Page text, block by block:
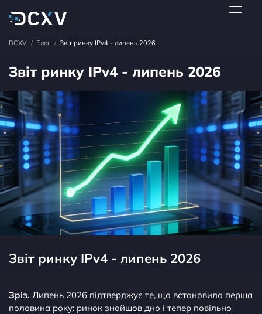
DCXV / Блог / Звіт ринку IPv4 - липень 2026
Звіт ринку IPv4 - липень 2026
Звіт ринку IPv4 - липень 2026
Зріз. Липень 2026 підтверджує те, що встановила перша
половина року: ринок знайшов дно і тепер повільно